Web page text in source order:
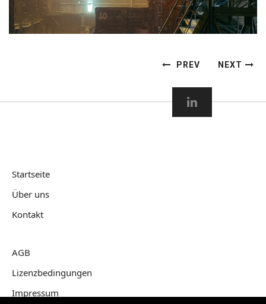
PREV NEXT
Startseite
Über uns
Kontakt
AGB
Lizenzbedingungen
Impressum